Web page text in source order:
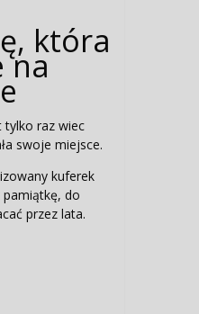
która
na
tylko raz wiec
swoje miejsce.
kuferek
do
przez lata.